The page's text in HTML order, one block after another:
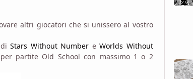
altri giocatori che si unissero al vostro
diStars Without Number eWorlds Without
partite Old School con massimo 1 o 2